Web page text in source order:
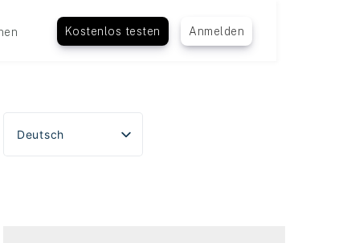
Kostenlos testen Anmelden
Deutsch
English